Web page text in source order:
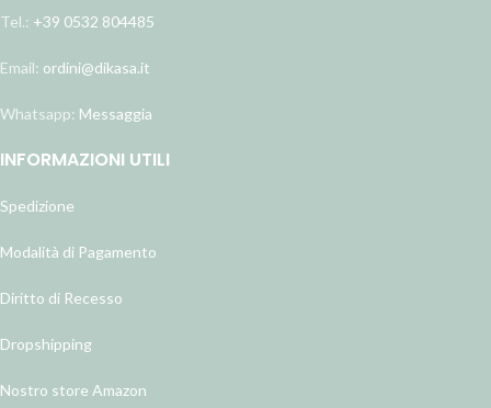
Tel.: +39 0532 804485
Email: ordini@dikasa.it
Whatsapp: Messaggia
INFORMAZIONI UTILI
Spedizione
Modalità di Pagamento
Diritto di Recesso
Dropshipping
Nostro store Amazon